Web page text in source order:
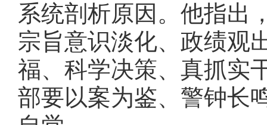
系统剖析原因。他指出
宗旨意识淡化、政绩观
福、科学决策、真抓实
部要以案为鉴、警钟长